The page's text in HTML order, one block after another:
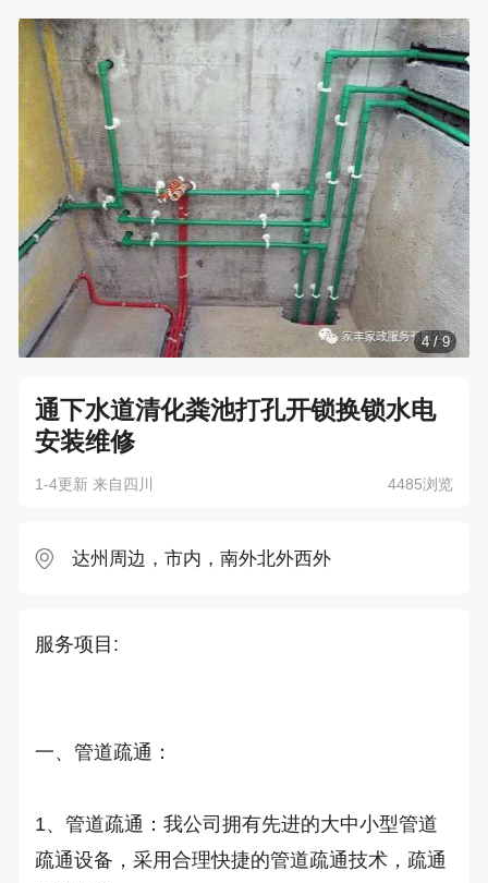
4/9
通下水道清化粪池打孔开锁换锁水电
安装维修
1-4更新 来自四川 4485浏览
达州周边，市内，南外北外西外
服务项目:
一、管道疏通：
1、管道疏通：我公司拥有先进的大中小型管道
疏通设备，采用合理快捷的管道疏通技术，疏通